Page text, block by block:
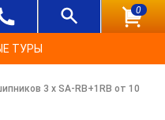
0
ТУРЫ
3 х SA-RB+1RB от 10